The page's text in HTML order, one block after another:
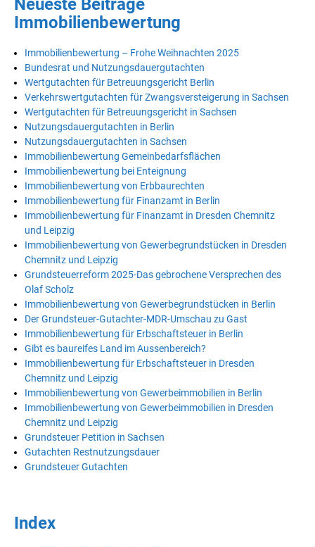
Neueste Beiträge
Immobilienbewertung
Immobilienbewertung – Frohe Weihnachten 2025
Bundesrat und Nutzungsdauergutachten
Wertgutachten für Betreuungsgericht Berlin
Verkehrswertgutachten für Zwangsversteigerung in Sachsen
Wertgutachten für Betreuungsgericht in Sachsen
Nutzungsdauergutachten in Berlin
Nutzungsdauergutachten in Sachsen
Immobilienbewertung Gemeinbedarfsflächen
Immobilienbewertung bei Enteignung
Immobilienbewertung von Erbbaurechten
Immobilienbewertung für Finanzamt in Berlin
Immobilienbewertung für Finanzamt in Dresden Chemnitz
und Leipzig
Immobilienbewertung von Gewerbegrundstücken in Dresden
Chemnitz und Leipzig
Grundsteuerreform 2025-Das gebrochene Versprechen des
Olaf Scholz
Immobilienbewertung von Gewerbegrundstücken in Berlin
Der Grundsteuer-Gutachter-MDR-Umschau zu Gast
Immobilienbewertung für Erbschaftsteuer in Berlin
Gibt es baureifes Land im Aussenbereich?
Immobilienbewertung für Erbschaftsteuer in Dresden
Chemnitz und Leipzig
Immobilienbewertung von Gewerbeimmobilien in Berlin
Immobilienbewertung von Gewerbeimmobilien in Dresden
Chemnitz und Leipzig
Grundsteuer Petition in Sachsen
Gutachten Restnutzungsdauer
Grundsteuer Gutachten
Index